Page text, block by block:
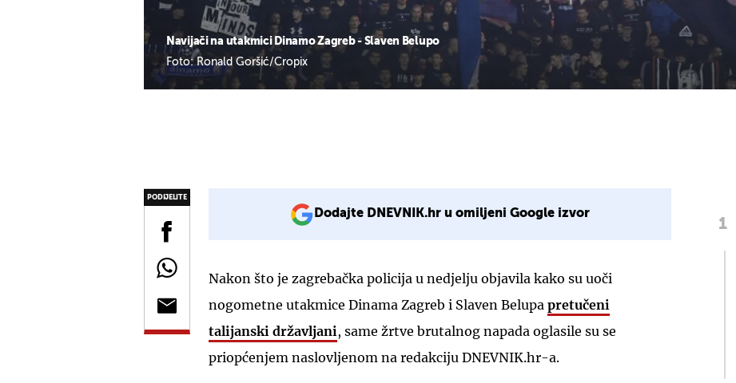
Navijači na utakmici Dinamo Zagreb - Slaven Belupo
Foto: Ronald Goršić/Cropix
PODIJELITE
Dodajte DNEVNIK.hr u omiljeni Google izvor
Nakon što je zagrebačka policija u nedjelju objavila kako su uoči
nogometne utakmice Dinama Zagreb i Slaven Belupa pretučeni
talijanski državljani, same žrtve brutalnog napada oglasile su se
priopćenjem naslovljenom na redakciju DNEVNIK.hr-a.